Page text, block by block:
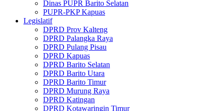
Dinas PUPR Barito Selatan
PUPR-PKP Kapuas
Legislatif
DPRD Prov Kalteng
DPRD Palangka Raya
DPRD Pulang Pisau
DPRD Kapuas
DPRD Barito Selatan
DPRD Barito Utara
DPRD Barito Timur
DPRD Murung Raya
DPRD Katingan
DPRD Kotawaringin Timur